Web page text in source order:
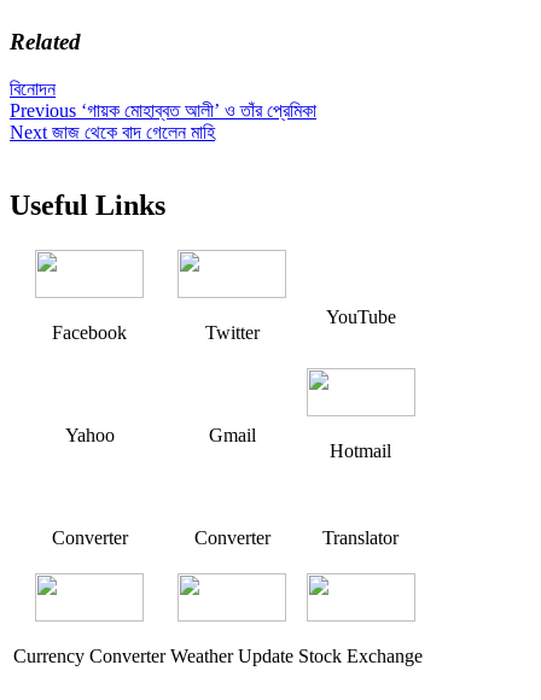
Related
বিনোদন
Post
navigation
Previous Previous
post:
‘গায়ক মোহাব্বত আলী’ ও তাঁর প্রেমিকা
Next Next
জাজ থেকে বাদ গেলেন মাহি
Useful Links
Facebook Twitter
YouTube
Yahoo Gmail
Hotmail
Converter Converter Translator
Currency Converter Weather Update Stock Exchange